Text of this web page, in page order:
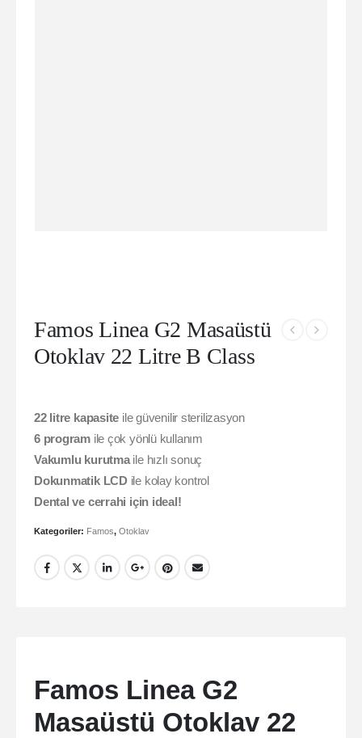
Famos Linea G2 Masaüstü
Otoklav 22 Litre B Class
22 litre kapasite ile güvenilir sterilizasyon
6 program ile çok yönlü kullanım
Vakumlu kurutmaile hızlı sonuç
Dokunmatik LCDile kolay kontrol
Dental ve cerrahi için ideal!
Kategoriler: Famos, Otoklav
Famos Linea G2
Masaüstü Otoklav 22